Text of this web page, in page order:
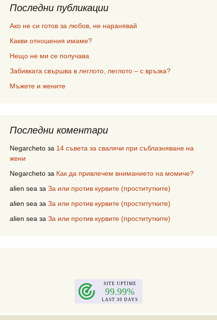
Последни публикации
Ако не си готов за любов, не наранявай
Какви отношения имаме?
Нещо не ми се получава
Забивката свършва в леглото, леглото – с връзка?
Мъжете и жените
Последни коментари
Negarcheto за 14 съвета за свалячи при съблазняване на
жени
Negarcheto за Как да привлечем вниманието на момиче?
alien sea за За или против курвите (проститутките)
alien sea за За или против курвите (проститутките)
alien sea за За или против курвите (проститутките)